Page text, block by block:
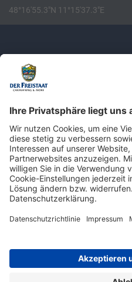
48°16'55.3"N 11°15'37.3"E
Newsletter: Jetzt auf
shop.derfreistaat.de
einen 5€ Gutschein
Shop erhalten!*
Impressum